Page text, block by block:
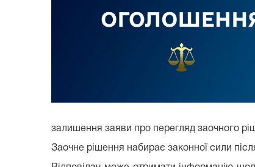
залишення заяви про перегляд заочного
Заочне рішення набирає законної сили